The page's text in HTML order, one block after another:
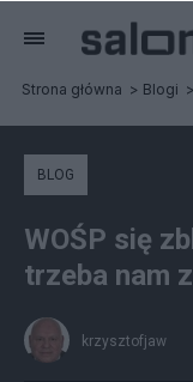
Strona główna Blogi
BLOG
WOŚP się
trzeba nam
krzysztofjaw